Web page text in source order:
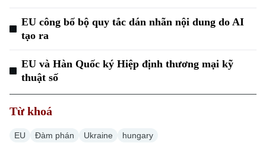
EU công bố bộ quy tắc dán nhãn nội dung do AI
tạo ra
EU và Hàn Quốc ký Hiệp định thương mại kỹ
thuật số
Từ khoá
EU Đàm phán Ukraine hungary